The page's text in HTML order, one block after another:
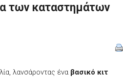
των καταστημάτων
λανσάροντας ένα βασικό κιτ